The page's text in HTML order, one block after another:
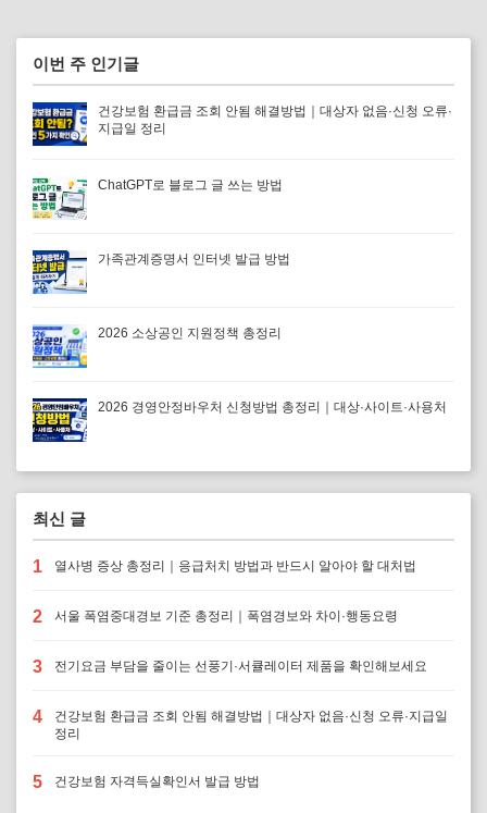
이번 주 인기글
건강보험 환급금 조회 안됨 해결방법｜대상자 없음·신청 오류·
지급일 정리
ChatGPT로 블로그 글 쓰는 방법
가족관계증명서 인터넷 발급 방법
2026 소상공인 지원정책 총정리
2026 경영안정바우처 신청방법 총정리｜대상·사이트·사용처
최신 글
1 열사병 증상 총정리｜응급처치 방법과 반드시 알아야 할 대처법
2 서울 폭염중대경보 기준 총정리｜폭염경보와 차이·행동요령
3 전기요금 부담을 줄이는 선풍기·서큘레이터 제품을 확인해보세요
4
건강보험 환급금 조회 안됨 해결방법｜대상자 없음·신청 오류·지급일
정리
5 건강보험 자격득실확인서 발급 방법